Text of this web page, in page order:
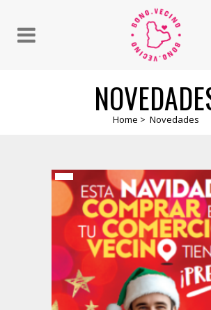
Home > Novedades